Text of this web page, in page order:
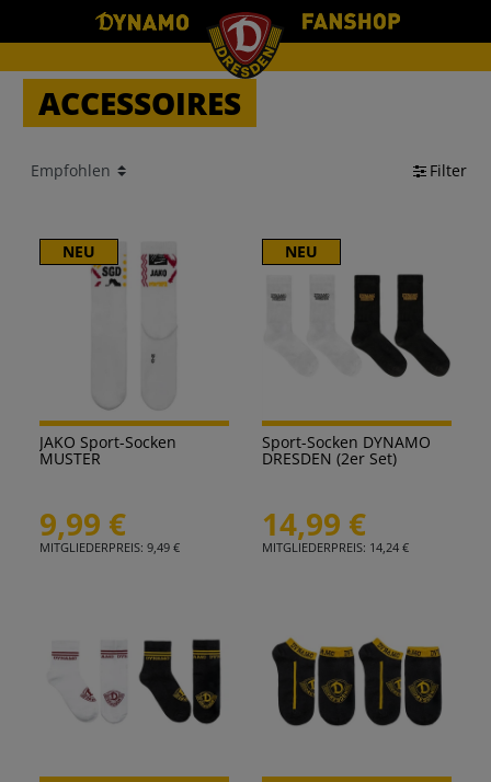
ACCESSOIRES
Filter
NEU
JAKO Sport-Socken
MUSTER
9,99 €
MITGLIEDERPREIS: 9,49 €
NEU
Sport-Socken DYNAMO
DRESDEN (2er Set)
14,99 €
MITGLIEDERPREIS: 14,24 €